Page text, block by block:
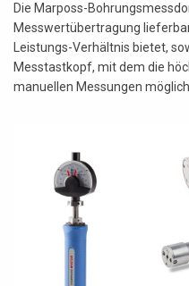
Die Marposs-
Messwertübertragung
Leistungs-Verhältnis bietet,
Messtastkopf, mit dem die
manuellen Messungen